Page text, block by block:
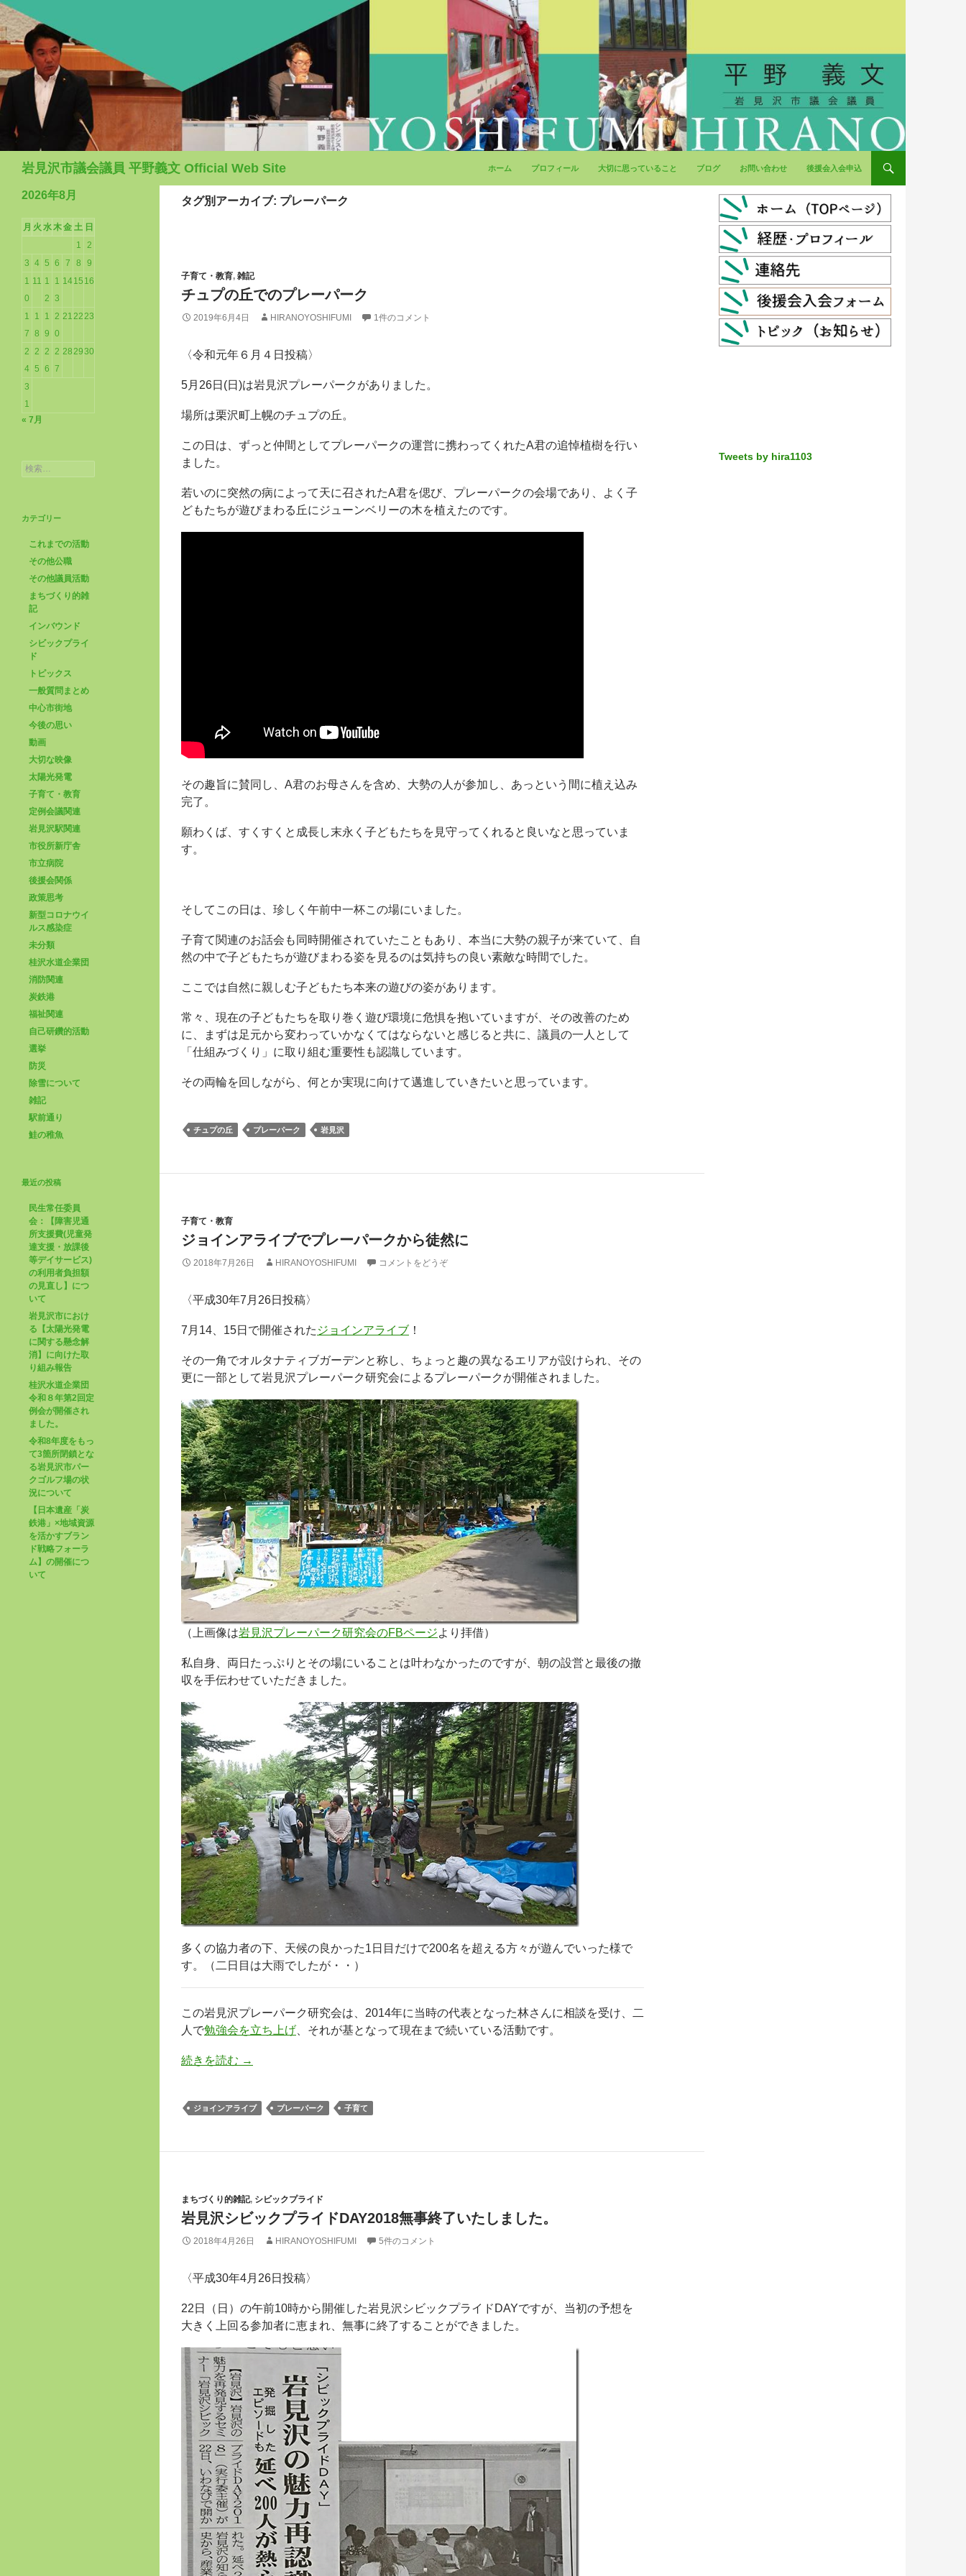
岩見沢市議会議員 平野義文 Official Web Site
ホーム
プロフィール 大切に思っていること ブログ お問い合わせ 後援会入会申込
タグ別アーカイブ: プレーパーク
子育て・教育, 雑記
チュプの丘でのプレーパーク
2019年6月4日 HIRANOYOSHIFUMI 1件のコメント
〈令和元年６月４日投稿〉
5月26日(日)は岩見沢プレーパークがありました。
場所は栗沢町上幌のチュプの丘。
この日は、ずっと仲間としてプレーパークの運営に携わってくれたA君の追悼植樹を行い
ました。
若いのに突然の病によって天に召されたA君を偲び、プレーパークの会場であり、よく子
どもたちが遊びまわる丘にジューンベリーの木を植えたのです。
その趣旨に賛同し、A君のお母さんを含め、大勢の人が参加し、あっという間に植え込み
完了。
願わくば、すくすくと成長し末永く子どもたちを見守ってくれると良いなと思っていま
す。
そしてこの日は、珍しく午前中一杯この場にいました。
子育て関連のお話会も同時開催されていたこともあり、本当に大勢の親子が来ていて、自
然の中で子どもたちが遊びまわる姿を見るのは気持ちの良い素敵な時間でした。
ここでは自然に親しむ子どもたち本来の遊びの姿があります。
常々、現在の子どもたちを取り巻く遊び環境に危惧を抱いていますが、その改善のため
に、まずは足元から変わっていかなくてはならないと感じると共に、議員の一人として
「仕組みづくり」に取り組む重要性も認識しています。
その両輪を回しながら、何とか実現に向けて邁進していきたいと思っています。
チュプの丘 プレーパーク 岩見沢
子育て・教育
ジョインアライブでプレーパークから徒然に
2018年7月26日 HIRANOYOSHIFUMI コメントをどうぞ
〈平成30年7月26日投稿〉
7月14、15日で開催された ジョインアライブ ！
その一角でオルタナティブガーデンと称し、ちょっと趣の異なるエリアが設けられ、その
更に一部として岩見沢プレーパーク研究会によるプレーパークが開催されました。
（上画像は岩見沢プレーパーク研究会のFBページより拝借）
私自身、両日たっぷりとその場にいることは叶わなかったのですが、朝の設営と最後の撤
収を手伝わせていただきました。
多くの協力者の下、天候の良かった1日目だけで200名を超える方々が遊んでいった様で
す。（二日目は大雨でしたが・・）
この岩見沢プレーパーク研究会は、2014年に当時の代表となった林さんに相談を受け、二
人で勉強会を立ち上げ 、それが基となって現在まで続いている活動です。
続きを読む →
ジョインアライブ プレーパーク 子育て
まちづくり的雑記, シビックプライド
岩見沢シビックプライドDAY2018無事終了いたしました。
2018年4月26日 HIRANOYOSHIFUMI 5件のコメント
〈平成30年4月26日投稿〉
22日（日）の午前10時から開催した岩見沢シビックプライドDAYですが、当初の予想を
大きく上回る参加者に恵まれ、無事に終了することができました。
Tweets by hira1103
2026年8月
月 火 水木金 土 日
1
2
3 4 5 6 7 8
9
1
0
11 1
2
1
3
1415 16
1
7
1
8
1
9
2
0
212223
2
4
2
5
2
6
2
7
282930
3
1
« 7月
検
索:
カテゴリー
これまでの活動
その他公職
その他議員活動
まちづくり的雑
記
インバウンド
シビックプライ
ド
トピックス
一般質問まとめ
中心市街地
今後の思い
動画
大切な映像
太陽光発電
子育て・教育
定例会議関連
岩見沢駅関連
市役所新庁舎
市立病院
後援会関係
政策思考
新型コロナウイ
ルス感染症
未分類
桂沢水道企業団
消防関連
炭鉄港
福祉関連
自己研鑽的活動
選挙
防災
除雪について
雑記
駅前通り
鮭の稚魚
最近の投稿
民生常任委員
会：【障害児通
所支援費(児童発
達支援・放課後
等デイサービス)
の利用者負担額
の見直し】につ
いて
岩見沢市におけ
る【太陽光発電
に関する懸念解
消】に向けた取
り組み報告
桂沢水道企業団
令和８年第2回定
例会が開催され
ました。
令和8年度をもっ
て3箇所閉鎖とな
る岩見沢市パー
クゴルフ場の状
況について
【日本遺産「炭
鉄港」×地域資源
を活かすブラン
ド戦略フォーラ
ム】の開催につ
いて